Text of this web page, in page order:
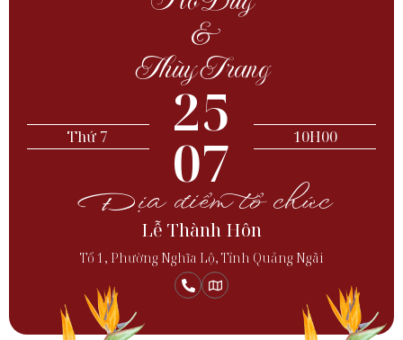
&
Thùy Trang
Thứ 7 25
07 10H00
Địa điểm tổ chức
Lễ Thành Hôn
Tổ 1, Phường Nghĩa Lộ, Tỉnh Quảng Ngãi